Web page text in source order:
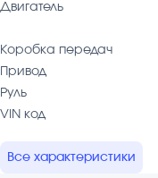
Двигатель
Коробка передач
Привод
Руль
VIN код
Все характеристики